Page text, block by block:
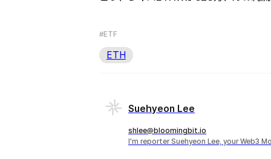
#ETF
ETH
Suehyeon Lee
shlee@bloomingbit.io
I'm reporter Suehyeon Lee, your Web3